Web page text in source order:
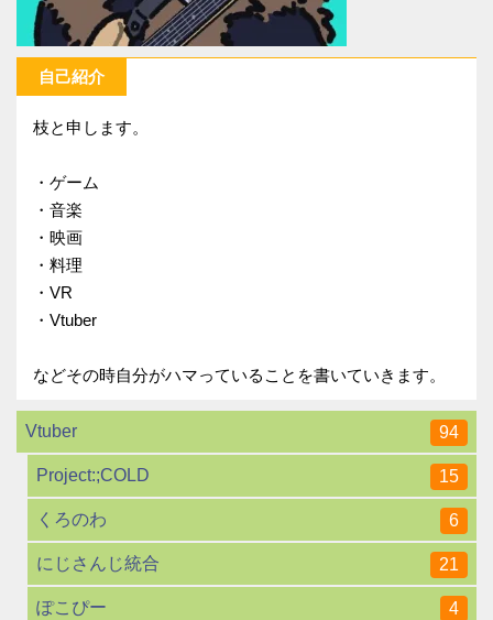
自己紹介
枝と申します。
・ゲーム
・音楽
・映画
・料理
・VR
・Vtuber
などその時自分がハマっていることを書いていきます。
Vtuber 94
Project:;COLD 15
くろのわ 6
にじさんじ統合 21
ぽこぴー 4